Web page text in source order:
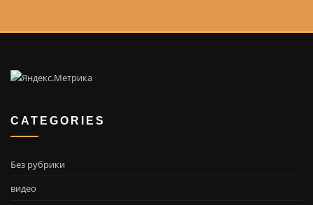
CATEGORIES
Без рубрики
видео